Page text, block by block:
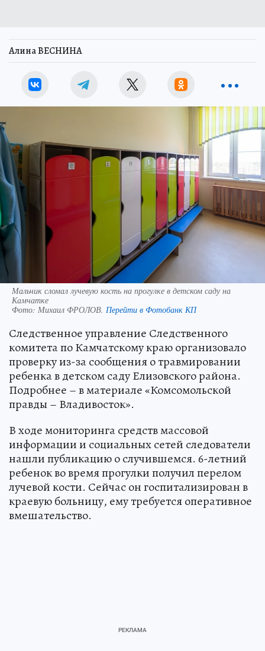
Алина ВЕСНИНА
Мальчик сломал лучевую кость на прогулке в детском саду на
Камчатке
Фото: Михаил ФРОЛОВ. Перейти в Фотобанк КП
Следственное управление Следственного
комитета по Камчатскому краю организовало
проверку из-за сообщения о травмировании
ребенка в детском саду Елизовского района.
Подробнее – в материале «Комсомольской
правды – Владивосток».
В ходе мониторинга средств массовой
информации и социальных сетей следователи
нашли публикацию о случившемся. 6-летний
ребенок во время прогулки получил перелом
лучевой кости. Сейчас он госпитализирован в
краевую больницу, ему требуется оперативное
вмешательство.